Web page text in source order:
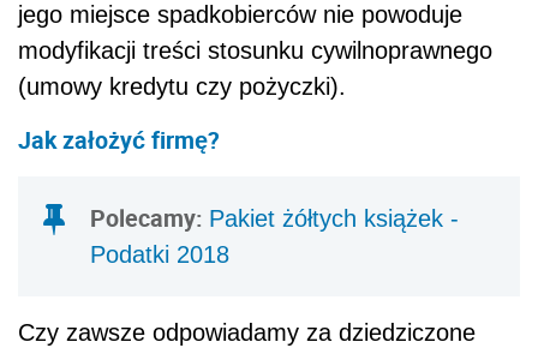
jego miejsce spadkobierców nie powoduje
modyfikacji treści stosunku cywilnoprawnego
(umowy kredytu czy pożyczki).
Jak założyć firmę?
Polecamy: Pakiet żółtych książek -
Podatki 2018
Czy zawsze odpowiadamy za dziedziczone